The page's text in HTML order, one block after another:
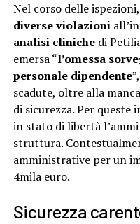
Nel corso delle
diverse violazioni
analisi clinichedi
emersa “l’omessa
personale dipendente
scadute, oltre alla
di sicurezza. Per
in stato di libertà
struttura.
amministrative per un
4mila euro.
Sicurezza